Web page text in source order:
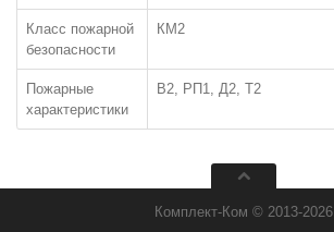
Класс пожарной
безопасности
КМ2
Пожарные
характеристики
В2, РП1, Д2, Т2
Комплект-Ком © 2013-2026